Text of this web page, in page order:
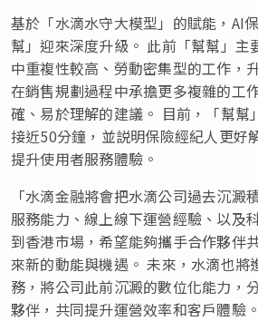
基於「水滴水守大模型」的賦能，AI
幫」迎來深度升級。 此前「幫幫」主
中重複性較高、勞動密集型的工作，
在銷售規劃過程中承擔更多複雜的工
確、易於理解的建議。 目前，「幫幫
接近50分鐘，並説明保險經紀人更好
提升使用者服務體驗。
「水滴金融將會把水滴公司過去沉澱
服務能力、線上線下運營經驗、以及
到香港市場，希望能夠攜手合作夥伴
來新的動能與機遇。 未來，水滴也將
務，將公司此前沉澱的數位化能力，
夥伴，共同提升運營效率和客戶體驗